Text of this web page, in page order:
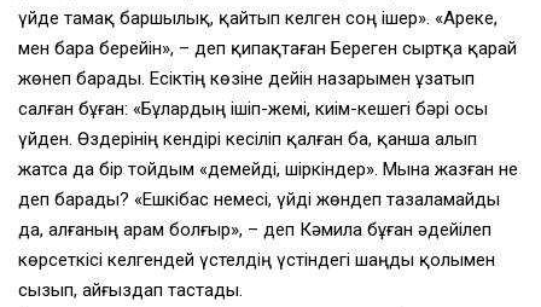
үйде тамақ баршылық, қайтып келген соң iшер». «Ареке,
мен бара берейiн», – деп қипақтаған Береген сыртқа қарай
жөнеп барады. Есiктiң көзiне дейiн назарымен ұзатып
салған бұған: «Бұлардың iшiп-жемi, киiм-кешегi бәрi осы
үйден. Өздерiнiң кендiрi кесiлiп қалған ба, қанша алып
жатса да бiр тойдым «демейдi, шiркiндер». Мына жазған не
деп барады? «Ешкiбас немесi, үйдi жөндеп тазаламайды
да, алғаның арам болғыр», – деп Кәмила бұған әдейiлеп
көрсеткiсi келгендей үстелдiң үстiндегi шаңды қолымен
сызып, айғыздап тастады.